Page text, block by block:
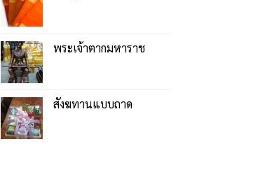
พระเจ้าตากมหาราช
สังฆทานแบบถาด